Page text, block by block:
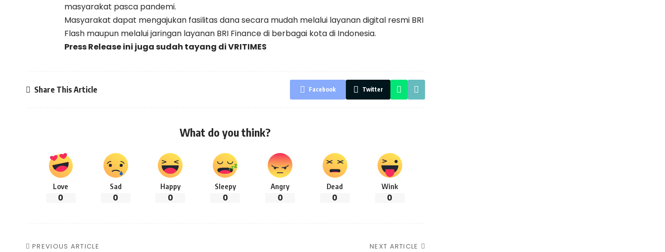
masyarakat pasca pandemi.
Masyarakat dapat mengajukan fasilitas dana secara mudah melalui layanan digital resmi BRI
Flash maupun melalui jaringan layanan BRI Finance di berbagai kota di Indonesia.
Press Release ini juga sudah tayang diVRITIMES
Share This Article Facebook Twitter
What do you think?
Love
0
Sad
0
Happy
0
Sleepy
0
Angry
0
Dead
0
Wink
0
PREVIOUS ARTICLE NEXT ARTICLE